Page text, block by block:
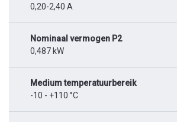
0,20-2,40 A
Nominaal vermogen P2
0,487 kW
Medium temperatuurbereik
-10 - +110 °C